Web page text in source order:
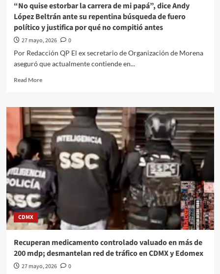
EX
FÁBRICA”,
CARTELERA
CULTURAL
EL
PONIENTE
LA
MÉXICO
“No quise estorbar la carrera de mi papá”, dice Andy
López Beltrán ante su repentina búsqueda de fuero
político y justifica por qué no compitió antes
27 mayo, 2026
0
Por Redacción QP El ex secretario de Organización de Morena
aseguró que actualmente contiende en...
Read MoreRead
“No
quise
estorbar
la
carrera
de
mi
papá”,
dice
Andy
López
Beltrán
ante
su
búsqueda
de
fuero
CDMX
Recuperan medicamento controlado valuado en más de
200 mdp; desmantelan red de tráfico en CDMX y Edomex
27 mayo, 2026
0